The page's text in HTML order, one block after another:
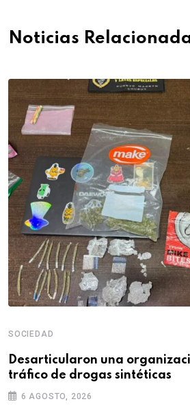
Noticias
SOCIEDAD
Desarticularon una
tráfico de drogas sintéticas
6 AGOSTO, 2026